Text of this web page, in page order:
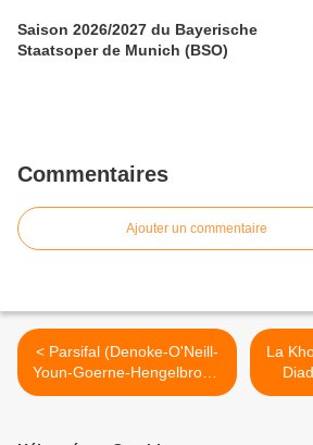
Saison 2026/2027 du Bayerische
Staatsoper de Munich (BSO)
Commentaires
Ajouter un commentaire
< Parsifal (Denoke-O'Neill-
Youn-Goerne-Hengelbrock)
Madrid
La